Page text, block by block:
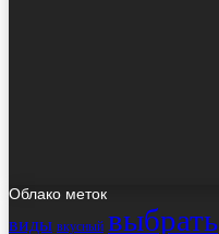
Облако меток
виды вкусный выбрать